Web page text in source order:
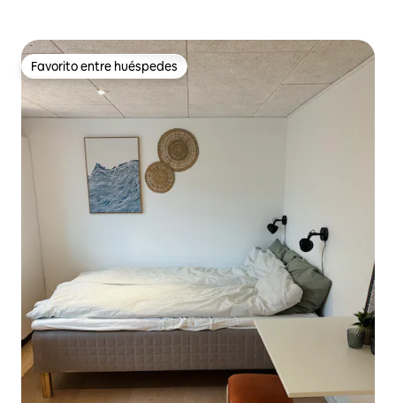
Favorito entre huéspedes
Favorito entre huéspedes